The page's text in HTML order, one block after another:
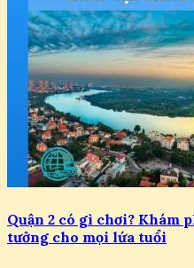
Quận 2 có gì chơi? Khám
tưởng cho mọi lứa tuổi